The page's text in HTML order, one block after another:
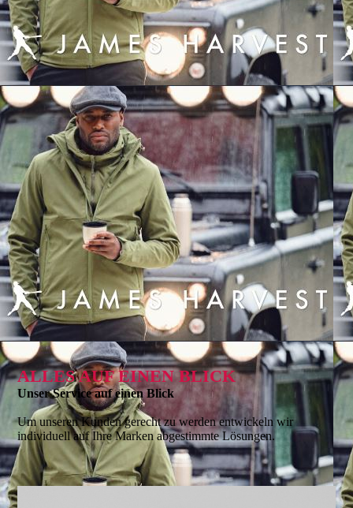
ALLES AUF EINEN BLICK
Unser Service auf einen Blick
Um unseren Kunden gerecht zu werden entwickeln wir
individuell auf Ihre Marken abgestimmte Lösungen.